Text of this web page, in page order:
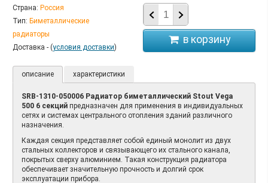
Страна: Россия
Тип: Биметаллические
радиаторы
Доставка - (условия доставки)
описание характеристики
SRB-1310-050006 Радиатор биметаллический Stout Vega
500 6 секций предназначен для применения в индивидуальных
сетях и системах центрального отопления зданий различного
назначения.
Каждая секция представляет собой единый монолит из двух
стальных коллекторов и связывающего их стального канала,
покрытых сверху алюминием. Такая конструкция радиатора
обеспечивает значительную прочность и долгий срок
эксплуатации прибора.